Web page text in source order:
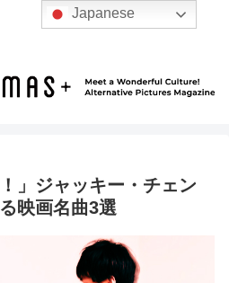
」ジャッキー・チェン
映画名曲3選
Japanese